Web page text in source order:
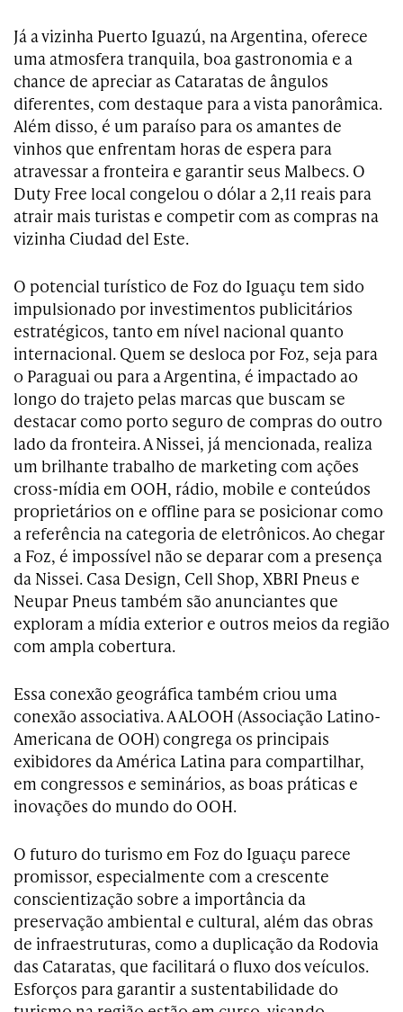
Já a vizinha Puerto Iguazú, na Argentina, oferece
uma atmosfera tranquila, boa gastronomia e a
chance de apreciar as Cataratas de ângulos
diferentes, com destaque para a vista panorâmica.
Além disso, é um paraíso para os amantes de
vinhos que enfrentam horas de espera para
atravessar a fronteira e garantir seus Malbecs. O
Duty Free local congelou o dólar a 2,11 reais para
atrair mais turistas e competir com as compras na
vizinha Ciudad del Este.
O potencial turístico de Foz do Iguaçu tem sido
impulsionado por investimentos publicitários
estratégicos, tanto em nível nacional quanto
internacional. Quem se desloca por Foz, seja para
o Paraguai ou para a Argentina, é impactado ao
longo do trajeto pelas marcas que buscam se
destacar como porto seguro de compras do outro
lado da fronteira. A Nissei, já mencionada, realiza
um brilhante trabalho de marketing com ações
cross-mídia em OOH, rádio, mobile e conteúdos
proprietários on e offline para se posicionar como
a referência na categoria de eletrônicos. Ao chegar
a Foz, é impossível não se deparar com a presença
da Nissei. Casa Design, Cell Shop, XBRI Pneus e
Neupar Pneus também são anunciantes que
exploram a mídia exterior e outros meios da região
com ampla cobertura.
Essa conexão geográfica também criou uma
conexão associativa. A ALOOH (Associação Latino-
Americana de OOH) congrega os principais
exibidores da América Latina para compartilhar,
em congressos e seminários, as boas práticas e
inovações do mundo do OOH.
O futuro do turismo em Foz do Iguaçu parece
promissor, especialmente com a crescente
conscientização sobre a importância da
preservação ambiental e cultural, além das obras
de infraestruturas, como a duplicação da Rodovia
das Cataratas, que facilitará o fluxo dos veículos.
Esforços para garantir a sustentabilidade do